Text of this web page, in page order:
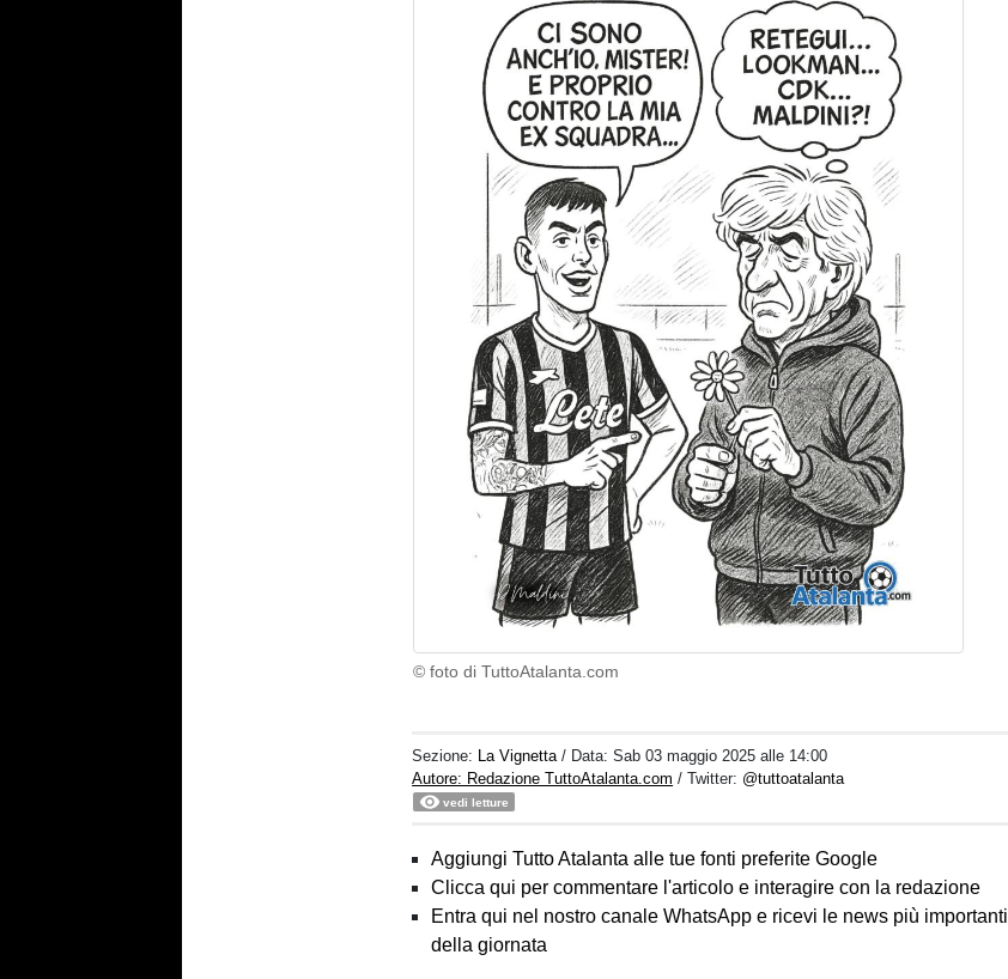
© foto di TuttoAtalanta.com
Sezione: La Vignetta / Data:Sab 03 maggio 2025 alle 14:00
Autore: Redazione TuttoAtalanta.com / Twitter: @tuttoatalanta
vedi letture
Aggiungi Tutto Atalanta alle tue fonti preferite Google
Clicca qui per commentare l'articolo e interagire con la redazione
Entra qui nel nostro canale WhatsApp e ricevi le news più importanti
della giornata